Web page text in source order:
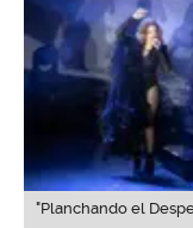
"Planchando el